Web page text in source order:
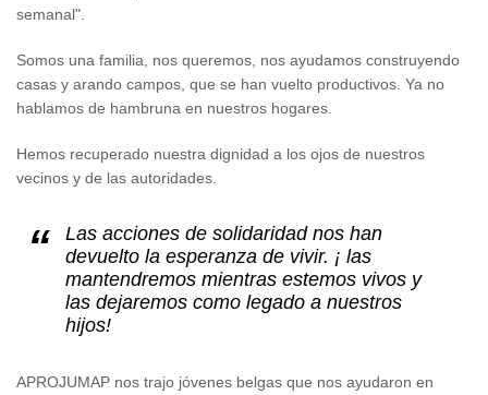
semanal".
Somos una familia, nos queremos, nos ayudamos construyendo
casas y arando campos, que se han vuelto productivos. Ya no
hablamos de hambruna en nuestros hogares.
Hemos recuperado nuestra dignidad a los ojos de nuestros
vecinos y de las autoridades.
Las acciones de solidaridad nos han
devuelto la esperanza de vivir. ¡ las
mantendremos mientras estemos vivos y
las dejaremos como legado a nuestros
hijos!
APROJUMAP nos trajo jóvenes belgas que nos ayudaron en